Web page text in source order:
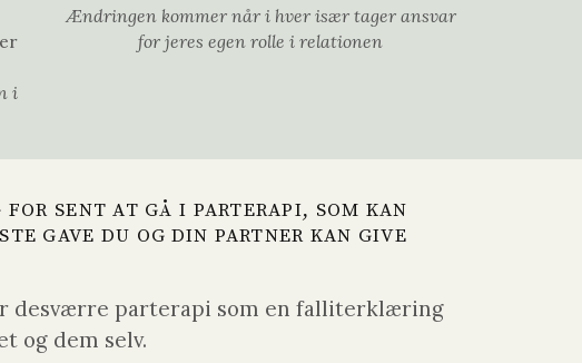
i
Ændringen kommer når i hver især tager ansvar
for jeres egen rolle i relationen
FOR SENT AT GÅ I PARTERAPI, SOM KAN
GAVE DU OG DIN PARTNER KAN GIVE
desværre parterapi som en falliterklæring
og dem selv.